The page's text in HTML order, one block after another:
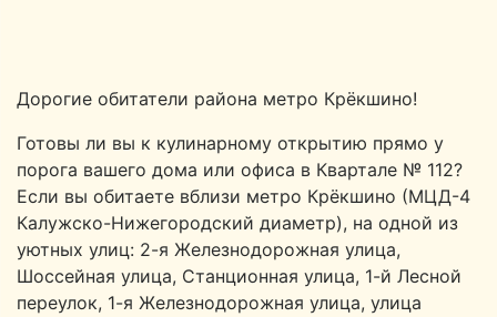
Дорогие обитатели района метро Крёкшино!
Готовы ли вы к кулинарному открытию прямо у
порога вашего дома или офиса в Квартале № 112?
Если вы обитаете вблизи метро Крёкшино (МЦД-4
Калужско-Нижегородский диаметр), на одной из
уютных улиц: 2-я Железнодорожная улица,
Шоссейная улица, Станционная улица, 1-й Лесной
переулок, 1-я Железнодорожная улица, улица